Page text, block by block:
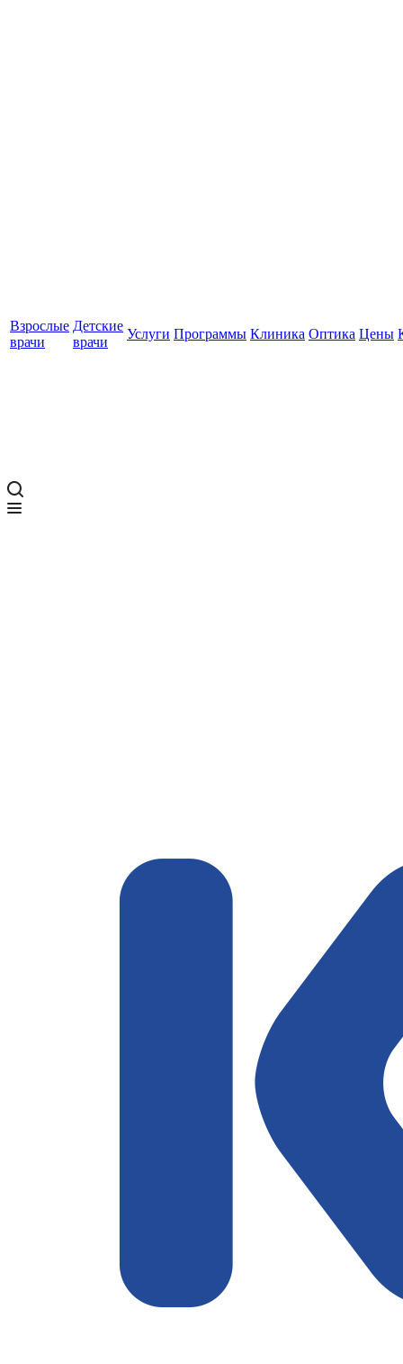
Взрослые
врачи
Детские
врачи
Услуги Программы Клиника Оптика Цены